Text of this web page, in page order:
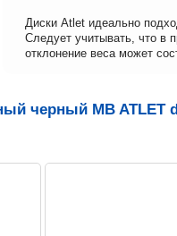
Диски Atlet идеально
Следует учитывать, что в
отклонение веса может
черный MB ATLET